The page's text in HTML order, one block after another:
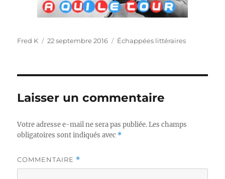
Auteur
Fred K
Publié
22 septembre 2016 Catégories
Échappées littéraires
Laisser un commentaire
Votre adresse e-mail ne sera pas publiée. Les champs
obligatoires sont indiqués avec *
COMMENTAIRE *